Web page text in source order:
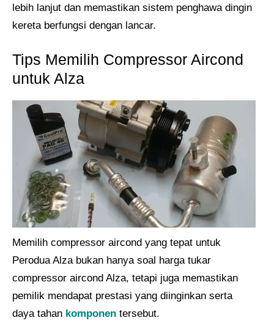
lebih lanjut dan memastikan sistem penghawa dingin
kereta berfungsi dengan lancar.
Tips Memilih Compressor Aircond
untuk Alza
Memilih compressor aircond yang tepat untuk
Perodua Alza bukan hanya soal harga tukar
compressor aircond Alza, tetapi juga memastikan
pemilik mendapat prestasi yang diinginkan serta
daya tahan komponen tersebut.